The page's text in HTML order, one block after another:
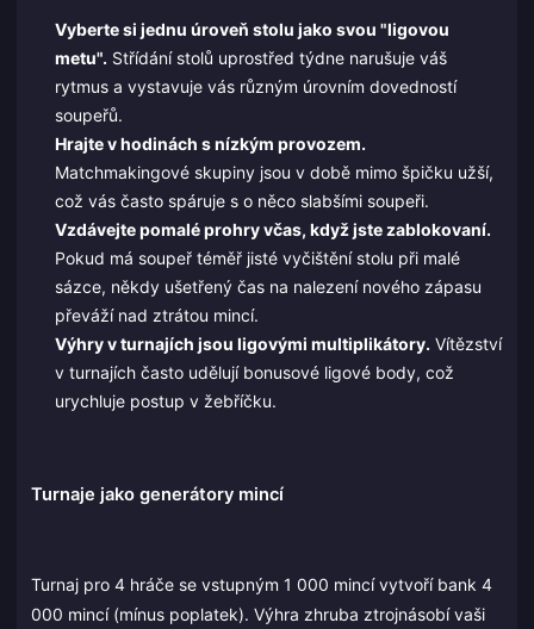
Vyberte si jednu úroveň stolu jako svou "ligovou
metu". Střídání stolů uprostřed týdne narušuje váš
rytmus a vystavuje vás různým úrovním dovedností
soupeřů.
Hrajte v hodinách s nízkým provozem.
Matchmakingové skupiny jsou v době mimo špičku užší,
což vás často spáruje s o něco slabšími soupeři.
Vzdávejte pomalé prohry včas, když jste zablokovaní.
Pokud má soupeř téměř jisté vyčištění stolu při malé
sázce, někdy ušetřený čas na nalezení nového zápasu
převáží nad ztrátou mincí.
Výhry v turnajích jsou ligovými multiplikátory. Vítězství
v turnajích často udělují bonusové ligové body, což
urychluje postup v žebříčku.
Turnaje jako generátory mincí
Turnaj pro 4 hráče se vstupným 1 000 mincí vytvoří bank 4
000 mincí (mínus poplatek). Výhra zhruba ztrojnásobí vaši